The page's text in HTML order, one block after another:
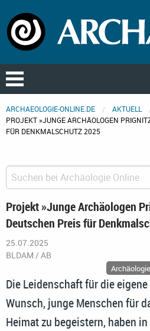
ARCHAEOLOGIE-ONLINE.DE AKTUELL
PROJEKT »JUNGE ARCHÄOLOGEN
FÜR DENKMALSCHUTZ 2025
Projekt »Junge Archäologen
Deutschen Preis für
25.07.2025
BLDAM / AB
Die Leidenschaft für die
Wunsch, junge Menschen für
Heimat zu begeistern, haben